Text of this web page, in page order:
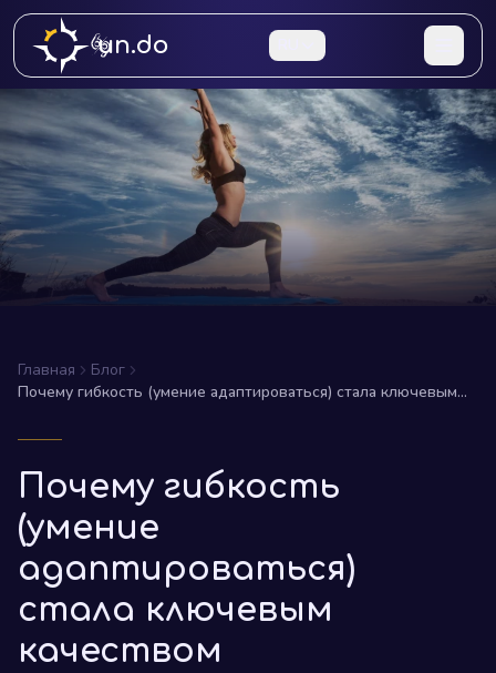
un.do
Главная
Блог
Почему гибкость (умение адаптироваться) стала ключевым
Почему гибкость
(умение
адаптироваться)
стала ключевым
качеством